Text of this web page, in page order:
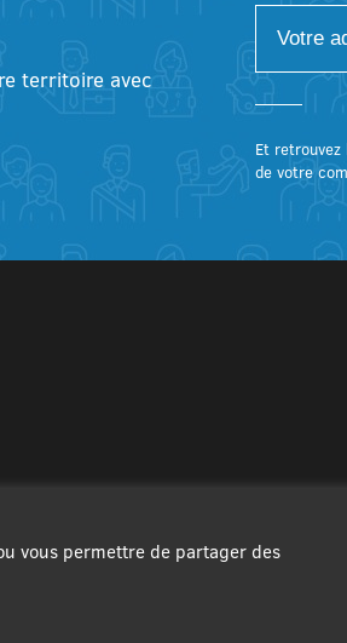
territoire avec
Et retrouvez
de votre
vous permettre de partager des